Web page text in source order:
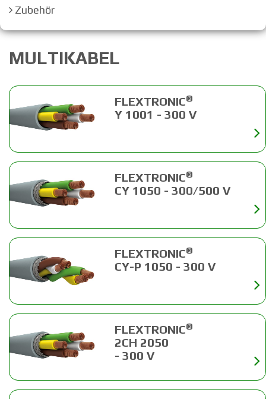
Zubehör
MULTIKABEL
FLEXTRONIC®
Y 1001 - 300 V
FLEXTRONIC®
CY 1050 - 300/500 V
FLEXTRONIC®
CY-P 1050 - 300 V
FLEXTRONIC®
2CH 2050
- 300 V